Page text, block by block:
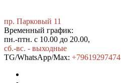
пр. Парковый 11
Временный график:
пн.-птн. с 10.00 до 20.00,
сб.-вс. - выходные
TG/WhatsApp/Max: +79619297474